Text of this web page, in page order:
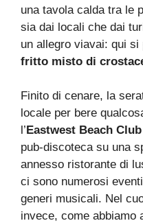
una tavola calda tra le
sia dai locali che dai
un allegro viavai: qui
fritto misto di
Finito di cenare, la
locale per bere
l’Eastwest Beach
pub-discoteca su una
annesso ristorante di
ci sono numerosi
generi musicali. Nel
invece, come abbiamo